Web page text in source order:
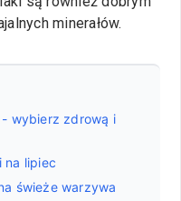
minerałów.
wybierz zdrową i
na lipiec
świeże warzywa